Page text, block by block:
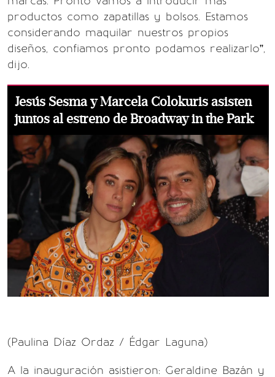
productos como zapatillas y bolsos. Estamos
considerando maquilar nuestros propios
diseños, confiamos pronto podamos realizarlo”,
dijo.
Jesús Sesma y Marcela Colokuris asisten
juntos al estreno de Broadway in the Park
(Paulina Díaz Ordaz / Édgar Laguna)
A la inauguración asistieron: Geraldine Bazán y